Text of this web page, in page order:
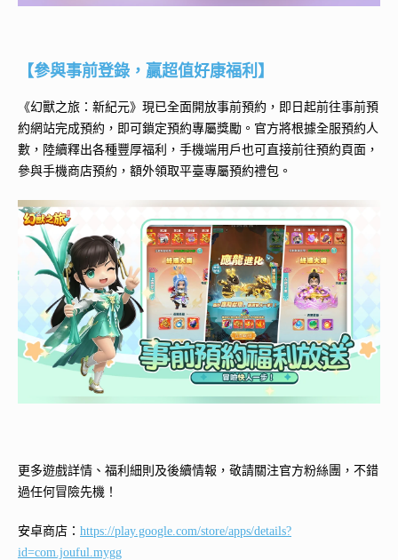
【參與事前登錄，贏超值好康福利】
《幻獸之旅：新紀元》現已全面開放事前預約，即日起前往事前預
約網站完成預約，即可鎖定預約專屬獎勵。官方將根據全服預約人
數，陸續釋出各種豐厚福利，手機端用戶也可直接前往預約頁面，
參與手機商店預約，額外領取平臺專屬預約禮包。
更多遊戲詳情、福利細則及後續情報，敬請關注官方粉絲團，不錯
過任何冒險先機！
安卓商店： https://play.google.com/store/apps/details?
id=com.jouful.mygg